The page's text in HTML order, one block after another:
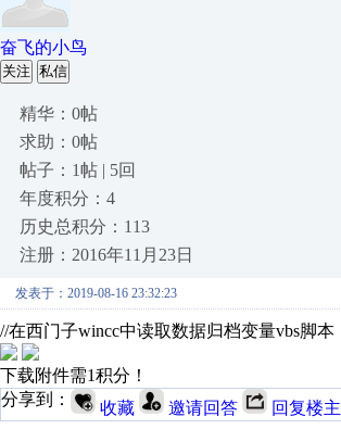
奋飞的小鸟
关注 私信
精华：0帖
求助：0帖
帖子：1帖 | 5回
年度积分：4
历史总积分：113
注册：2016年11月23日
发表于：2019-08-16 23:32:23
//在西门子wincc中读取数据归档变量vbs脚本
下载附件需1积分！
分享到：
收藏 邀请回答 回复楼主